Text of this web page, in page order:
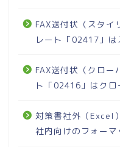
FAX送付状（スタ
レート「02417」
FAX送付状（クロ
ト「02416」はク
対策書社外（Excel
社内向けのフォーマ